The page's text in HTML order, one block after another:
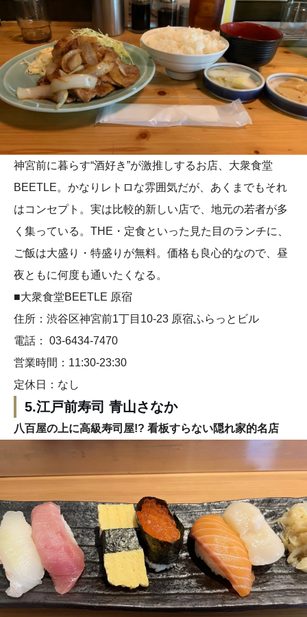
神宮前に暮らす“酒好き”が激推しするお店、大衆食堂
BEETLE。かなりレトロな雰囲気だが、あくまでもそれ
はコンセプト。実は比較的新しい店で、地元の若者が多
く集っている。THE・定食といった見た目のランチに、
ご飯は大盛り・特盛りが無料。価格も良心的なので、昼
夜ともに何度も通いたくなる。
■大衆食堂BEETLE 原宿
住所：渋谷区神宮前1丁目10-23 原宿ふらっとビル
電話： 03-6434-7470
営業時間：11:30-23:30
定休日：なし
5.江戸前寿司 青山さなか
八百屋の上に高級寿司屋!? 看板すらない隠れ家的名店